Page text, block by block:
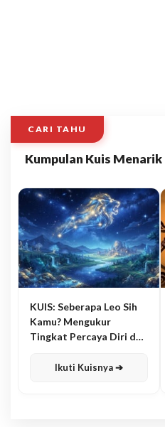
CARI TAHU
Kumpulan Kuis Menarik
KUIS: Seberapa Leo Sih
Kamu? Mengukur
Tingkat Percaya Diri dan
Ikuti Kuisnya ➔